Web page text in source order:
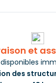
et
disponibles
des